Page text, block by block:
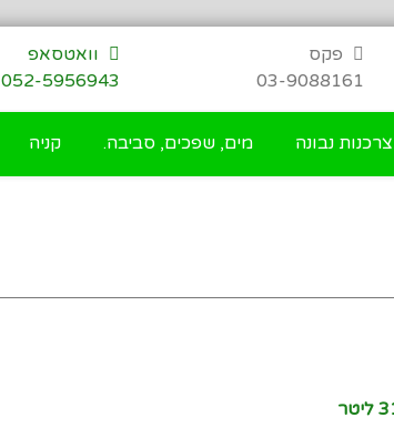
פקס
03-9088161
וואטסאפ
052-5956943
צרכנות נבונה מים, שפכים, סביבה. קניה